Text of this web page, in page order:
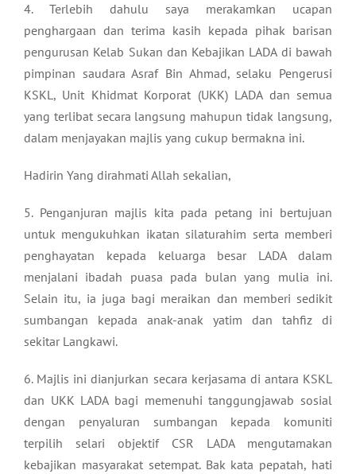
4. Terlebih dahulu saya merakamkan ucapan
penghargaan dan terima kasih kepada pihak barisan
pengurusan Kelab Sukan dan Kebajikan LADA di bawah
pimpinan saudara Asraf Bin Ahmad, selaku Pengerusi
KSKL, Unit Khidmat Korporat (UKK) LADA dan semua
yang terlibat secara langsung mahupun tidak langsung,
dalam menjayakan majlis yang cukup bermakna ini.
Hadirin Yang dirahmati Allah sekalian,
5. Penganjuran majlis kita pada petang ini bertujuan
untuk mengukuhkan ikatan silaturahim serta memberi
penghayatan kepada keluarga besar LADA dalam
menjalani ibadah puasa pada bulan yang mulia ini.
Selain itu, ia juga bagi meraikan dan memberi sedikit
sumbangan kepada anak-anak yatim dan tahfiz di
sekitar Langkawi.
6. Majlis ini dianjurkan secara kerjasama di antara KSKL
dan UKK LADA bagi memenuhi tanggungjawab sosial
dengan penyaluran sumbangan kepada komuniti
terpilih selari objektif CSR LADA mengutamakan
kebajikan masyarakat setempat. Bak kata pepatah, hati